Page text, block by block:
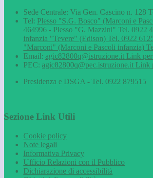
Sede Centrale: Via Gen. Cascino n. 128
Tel: Plesso "S.G. Bosco" (Marconi e
464996 - Plesso "G. Mazzini" Tel. 0922
infanzia "Tevere" (Edison) Tel. 0922
"Marconi" (Marconi e Pascoli infanzia)
Email: agic82800q@istruzione.it Link
PEC: agic82800q@pec.istruzione.it Link
Presidenza e DSGA - Tel. 0922 879515
Sezione Link Utili
Cookie policy
Note legali
Informativa Privacy
Ufficio Relazioni con il Pubblico
Dichiarazione di accessibilità